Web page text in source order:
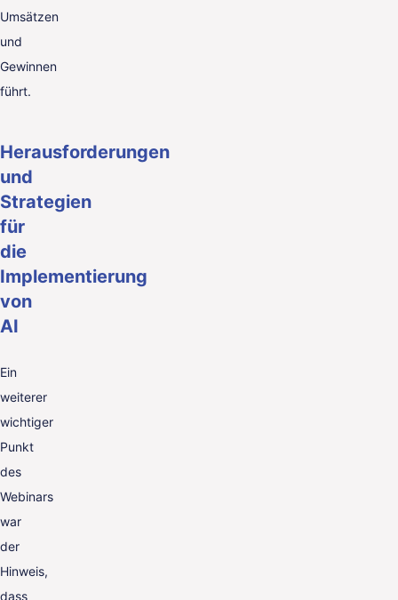
Umsätzen
und
Gewinnen
führt.
Herausforderungen
und
Strategien
für
die
Implementierung
von
AI
Ein
weiterer
wichtiger
Punkt
des
Webinars
war
der
Hinweis,
dass